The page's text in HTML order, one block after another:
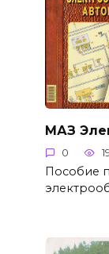
МАЗ
0
Пособие